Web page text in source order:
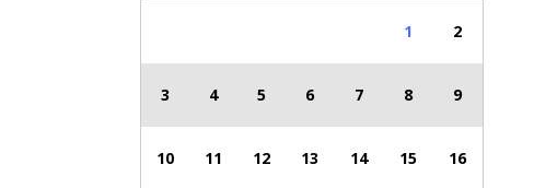
1 2
3 4 5 6 7 8 9
10 11 12 13 14 15 16